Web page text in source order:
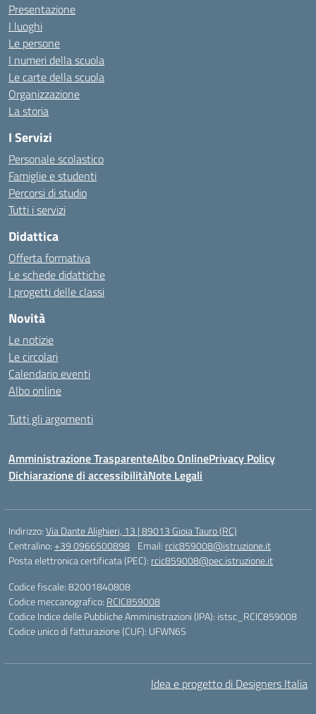
Presentazione
I luoghi
Le persone
I numeri della scuola
Le carte della scuola
Organizzazione
La storia
I Servizi
Personale scolastico
Famiglie e studenti
Percorsi di studio
Tutti i servizi
Didattica
Offerta formativa
Le schede didattiche
I progetti delle classi
Novità
Le notizie
Le circolari
Calendario eventi
Albo online
Tutti gli argomenti
Amministrazione TrasparenteAlbo OnlinePrivacy Policy
Dichiarazione di accessibilitàNote Legali
Indirizzo:Via Dante Alighieri, 13 | 89013 Gioia Tauro (RC)
Centralino:+39 0966500898 Email: rcic859008@istruzione.it
Posta elettronica certificata (PEC): rcic859008@pec.istruzione.it
Codice fiscale: 82001840808
Codice meccanografico: RCIC859008
Codice Indice delle Pubbliche Amministrazioni (IPA): istsc_RCIC859008
Codice unico di fatturazione (CUF): UFWN6S
Idea e progetto di Designers Italia